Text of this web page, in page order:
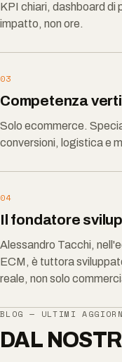
KPI chiari, dashboard
impatto, non ore.
03
Competenza
Solo ecommerce.
conversioni, logistica e
04
Il fondatore
Alessandro Tacchi,
ECM, è tuttora
reale, non solo
BLOG — ULTIMI
DAL